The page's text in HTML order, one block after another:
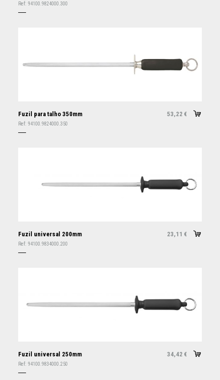
Ref: 94100.9824000.300
Fuzil para talho 350mm 53,22 €
Ref: 94100.9824000.350
Fuzil universal 200mm 23,11 €
Ref: 94100.9834000.200
Fuzil universal 250mm 34,42 €
Ref: 94100.9834000.250